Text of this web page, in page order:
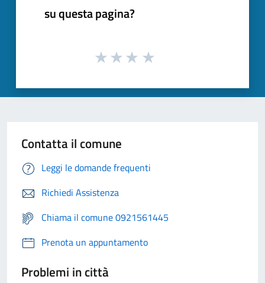
su questa pagina?
Contatta il comune
Leggi le domande frequenti
Richiedi Assistenza
Chiama il comune 0921561445
Prenota un appuntamento
Problemi in città